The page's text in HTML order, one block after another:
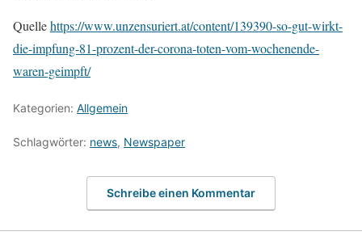
Quellehttps://www.unzensuriert.at/content/139390-so-gut-wirkt-
die-impfung-81-prozent-der-corona-toten-vom-wochenende-
waren-geimpft/
Kategorien: Allgemein
Schlagwörter: news, Newspaper
Schreibe einen Kommentar